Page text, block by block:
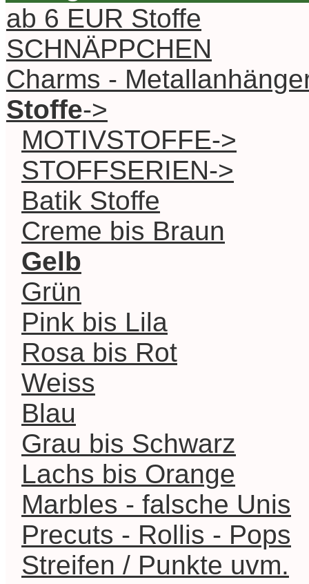
ab 6 EUR Stoffe
SCHNÄPPCHEN
Charms -
Stoffe->
MOTIVSTOFFE->
STOFFSERIEN->
Batik Stoffe
Creme bis Braun
Gelb
Grün
Pink bis Lila
Rosa bis Rot
Weiss
Blau
Grau bis Schwarz
Lachs bis Orange
Marbles - falsche Unis
Precuts - Rollis - Pops
Streifen / Punkte uvm.